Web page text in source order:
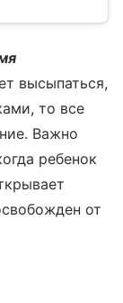
высыпаться,
то все
Важно
ребенок
от